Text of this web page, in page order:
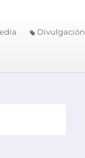
Divulgación